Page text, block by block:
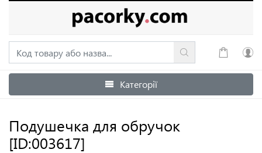
Увійти
Категорії
Подушечка для обручок
[ID:003617]